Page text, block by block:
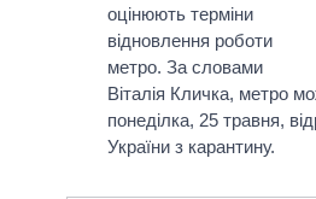
оцінюють терміни
відновлення роботи
метро. За словами
Віталія Кличка, метро
понеділка, 25 травня,
України з карантину.